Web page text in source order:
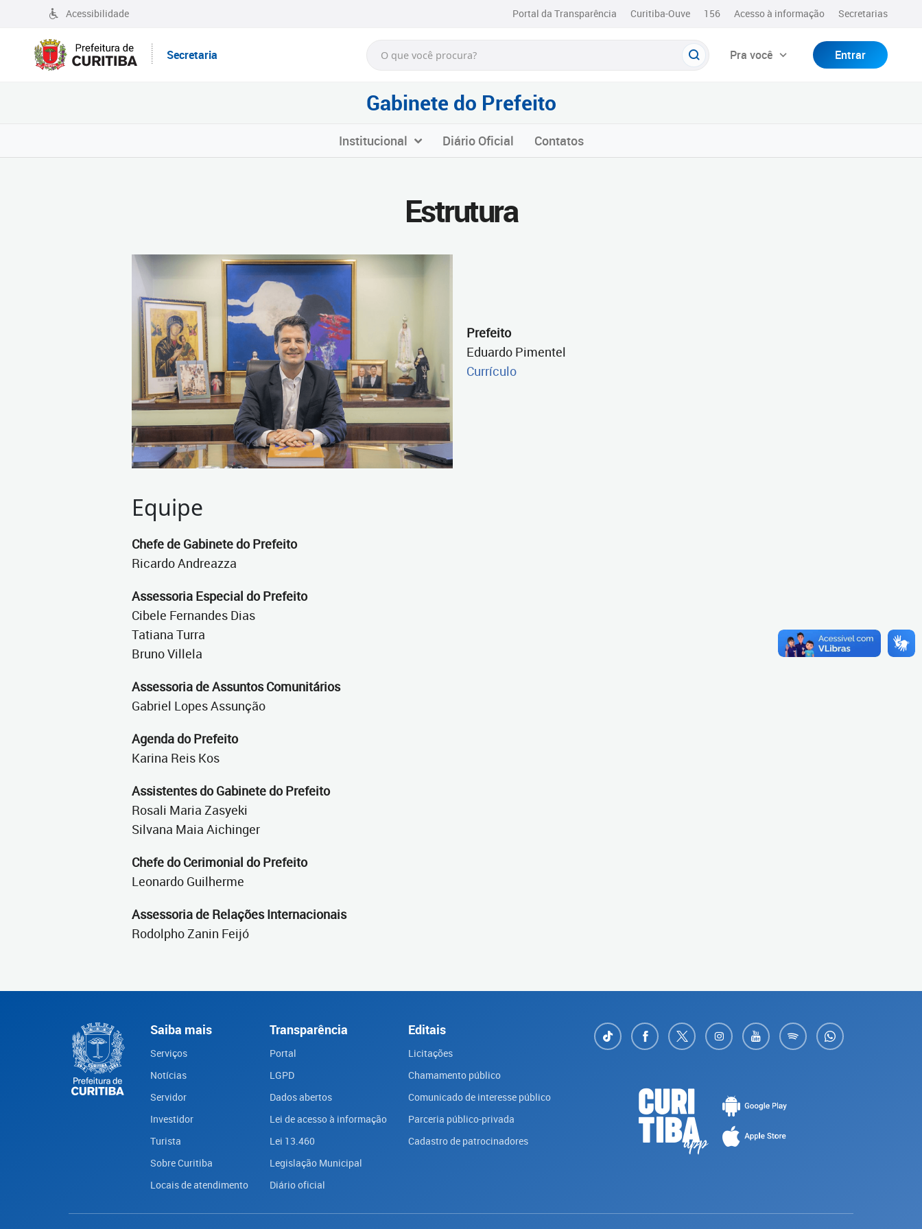
Acessibilidade Portal da Transparência Curitiba-Ouve 156 Acesso à informação Secretarias
Secretaria Pra você Entrar
Gabinete do Prefeito
Institucional Diário Oficial Contatos
Estrutura
Prefeito
Eduardo Pimentel
Currículo
Equipe
Chefe de Gabinete do Prefeito
Ricardo Andreazza
Assessoria Especial do Prefeito
Cibele Fernandes Dias
Tatiana Turra
Bruno Villela
Assessoria de Assuntos Comunitários
Gabriel Lopes Assunção
Agenda do Prefeito
Karina Reis Kos
Assistentes do Gabinete do Prefeito
Rosali Maria Zasyeki
Silvana Maia Aichinger
Chefe do Cerimonial do Prefeito
Leonardo Guilherme
Assessoria de Relações Internacionais
Rodolpho Zanin Feijó
Saiba mais
Serviços
Notícias
Servidor
Investidor
Turista
Sobre Curitiba
Locais de atendimento
Transparência
Portal
LGPD
Dados abertos
Lei de acesso à informação
Lei 13.460
Legislação Municipal
Diário oficial
Editais
Licitações
Chamamento público
Comunicado de interesse público
Parceria público-privada
Cadastro de patrocinadores